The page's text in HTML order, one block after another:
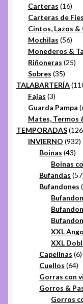
Carteras 1616
Carteras de
Cintos, Lazos &
Mochilas 5656
Monederos &
Riñoneras 2525
Sobres 3535
TALABARTERÍA
Fajas 33
Guarda Pampa
Mates, Termos
TEMPORADAS
INVIERNO 932
Boinas 4343
Boinas
Bufandas 57
Bufandones
XXL
XXL
Capelinas 66
Cuellos 6464
Gorras con
Gorros &
Gorros